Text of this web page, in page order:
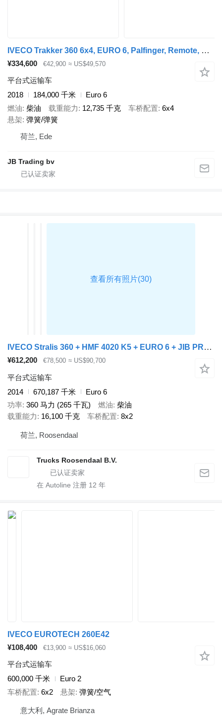
IVECO Trakker 360 6x4, EURO 6, Palfinger, Remote, Steel suspension
¥334,600 €42,900 ≈ US$49,570
平台式运输车
2018
184,000 千米
Euro 6
燃油 柴油 载重能力 12,735 千克 车桥配置 6x4
悬架 弹簧/弹簧
荷兰, Ede
JB Trading bv
IVECO Stralis 360 + HMF 4020 K5 + EURO 6 + JIB PREPARED + 8X2 + REMOTE
¥612,200 €78,500 ≈ US$90,700
平台式运输车
2014
670,187 千米
Euro 6
功率 360 马力 (265 千瓦) 燃油 柴油
载重能力
16,100 千克 车桥配置 8x2
荷兰, Roosendaal
Trucks Roosendaal B.V.
在 Autoline 注册 12 年
IVECO EUROTECH 260E42
¥108,400
€13,900 ≈ US$16,060
平台式运输车
600,000 千米
Euro 2
车桥配置 6x2 悬架 弹簧/空气
意大利, Agrate Brianza